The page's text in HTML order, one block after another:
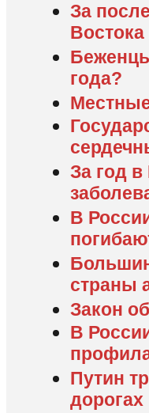
За
Востока
года?
За год
В
страны
Закон
В
Путин
дорогах